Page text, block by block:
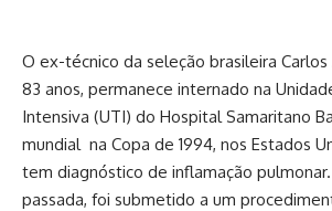
O ex-técnico da seleção brasileira
83 anos, permanece internado na
Intensiva (UTI) do Hospital Samaritano
mundial na Copa de 1994, nos Estados
tem diagnóstico de inflamação
passada, foi submetido a um